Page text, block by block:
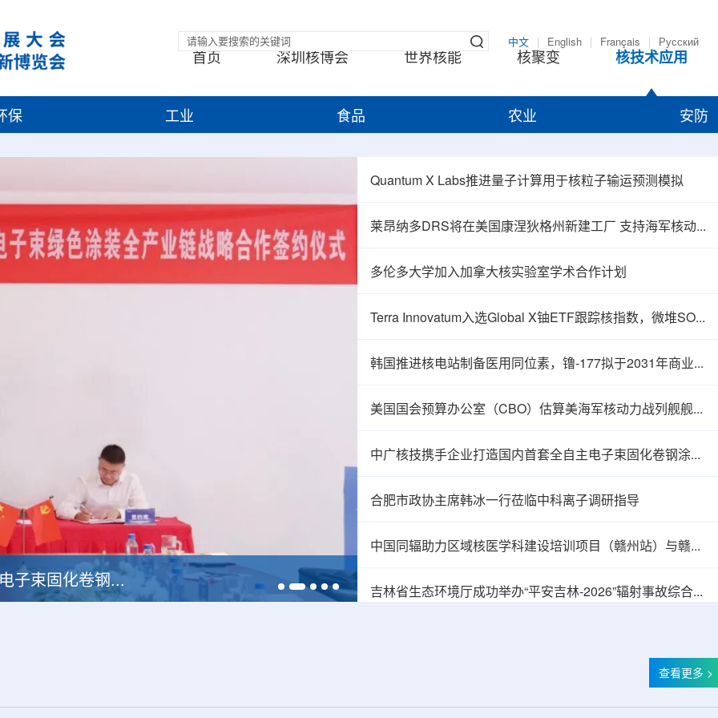
中文 English Français Русский
首页 深圳核博会 世界核能 核聚变 核技术应用
保 工业 食品 农业 安防
中广核达胜携手浙江嘉广束 打造国内首套全自主电子束固化卷钢涂装产业链 塞内加尔寻求利用核能提升农业生产力
Quantum X Labs推进量子计算用于核粒子输运预测模拟
莱昂纳多DRS将在美国康涅狄格州新建工厂 支持海军核动力推进相关业务增长
多伦多大学加入加拿大核实验室学术合作计划
Terra Innovatum入选Global X铀ETF跟踪核指数，微堆SOLO™获被动资金曝光
韩国推进核电站制备医用同位素，镥-177拟于2031年商业化生产
美国国会预算办公室（CBO）估算美海军核动力战列舰舰队总成本2750亿美元
中广核技携手企业打造国内首套全自主电子束固化卷钢涂装产业链
合肥市政协主席韩冰一行莅临中科离子调研指导
中国同辐助力区域核医学科建设培训项目（赣州站）与赣州市肿瘤医院核医学诊疗高质量建设项目同步启动
吉林省生态环境厅成功举办“平安吉林-2026”辐射事故综合应急演习
查看更多 >